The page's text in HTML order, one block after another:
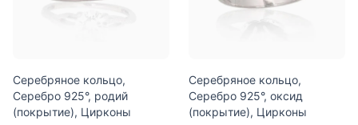
Серебряное кольцо,
Серебро 925°, родий
(покрытие), Цирконы
Серебряное кольцо,
Серебро 925°, оксид
(покрытие), Цирконы